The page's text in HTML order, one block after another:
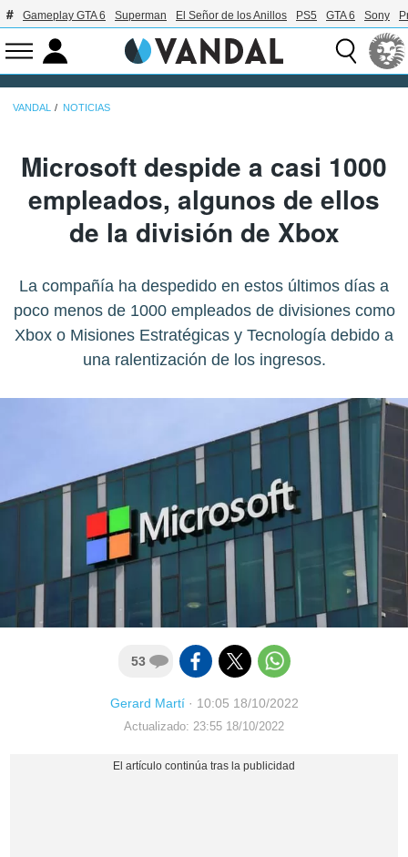
Gameplay GTA 6 Superman El Señor de los Anillos PS5 GTA 6 Sony
VANDAL NOTICIAS
Microsoft despide a casi 1000
empleados, algunos de ellos
de la división de Xbox
La compañía ha despedido en estos últimos días a
poco menos de 1000 empleados de divisiones como
Xbox o Misiones Estratégicas y Tecnología debido a
una ralentización de los ingresos.
53
Gerard Martí· 10:05 18/10/2022
Actualizado: 23:55 18/10/2022